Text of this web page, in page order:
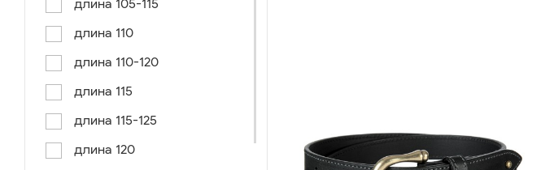
длина 105-115
длина 110
длина 110-120
длина 115
длина 115-125
длина 120